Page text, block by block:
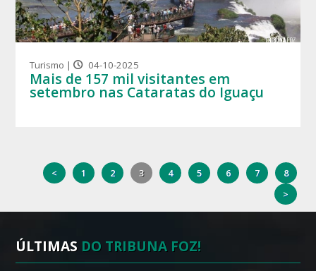
Turismo | 04-10-2025
Mais de 157 mil visitantes em
setembro nas Cataratas do Iguaçu
< 1 2 3 4 5 6 7
8
>
ÚLTIMAS DO TRIBUNA FOZ!